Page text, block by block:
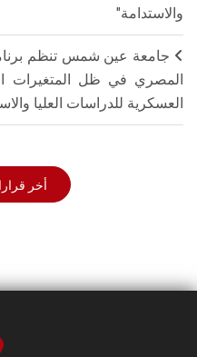
والاستدامة"
جامعة عين شمس تنظم
المصري في ظل المتغيرات
العسكرية للدراسات العليا
أخر